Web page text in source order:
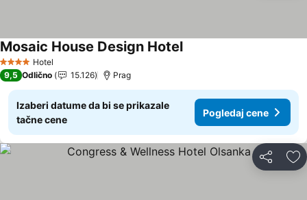
4 ZvezdiceHotel
Mosaic House Design HotelPogledaj cene
9,5 Odlično 15.126 Prag
Izaberi datume da bi se prikazale
tačne cene
Pogledaj cene
Deli